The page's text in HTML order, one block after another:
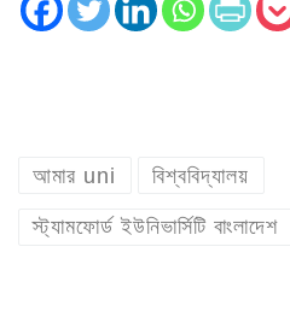
আমার uni বিশ্ববিদ্যালয়
স্ট্যামফোর্ড ইউনিভার্সিটি বাংলাদেশ